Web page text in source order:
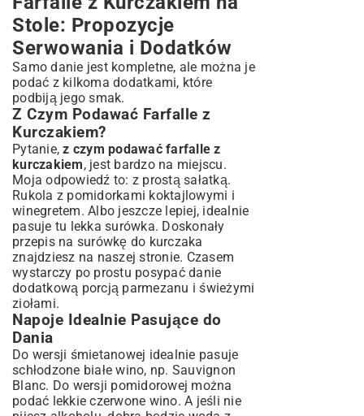
Stole: Propozycje
Serwowania i Dodatków
Samo danie jest kompletne, ale można je
podać z kilkoma dodatkami, które
podbiją jego smak.
Z Czym Podawać Farfalle z
Kurczakiem?
Pytanie,z czym podawać farfalle z
kurczakiem, jest bardzo na miejscu.
Moja odpowiedź to: z prostą sałatką.
Rukola z pomidorkami koktajlowymi i
winegretem. Albo jeszcze lepiej, idealnie
pasuje tu lekka surówka. Doskonały
przepis na surówkę do kurczaka
znajdziesz na naszej stronie. Czasem
wystarczy po prostu posypać danie
dodatkową porcją parmezanu i świeżymi
ziołami.
Napoje Idealnie Pasujące do
Dania
Do wersji śmietanowej idealnie pasuje
schłodzone białe wino, np. Sauvignon
Blanc. Do wersji pomidorowej można
podać lekkie czerwone wino. A jeśli nie